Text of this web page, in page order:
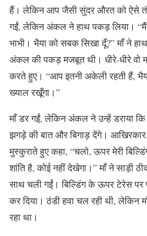
हैं। लेकिन आप जैसी सुंदर औरत को ऐसे
गईं, लेकिन अंकल ने हाथ पकड़ लिया।
भाभी। भैया को सबक सिखा दूँ?” माँ ने
अंकल की पकड़ मजबूत थी। धीरे-धीरे वो
करते हुए। “आप इतनी अकेली रहती हैं,
ख्याल रखूँगा।”
माँ डर गईं, लेकिन अंकल ने उन्हें डराया कि
झगड़े की बात और बिगाड़ देंगे।
मुस्कुराते हुए कहा, “चलो, ऊपर मेरी
शांति है, कोई नहीं देखेगा।” माँ ने
साथ चली गईं। बिल्डिंग के ऊपर टेरेस
कर दिया। ठंडी हवा चल रही थी, लेकिन
रहा था।